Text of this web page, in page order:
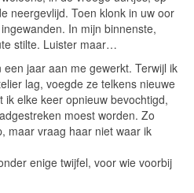
neergevlijd. Toen klonk in uw oor
In mijn binnenste,
stilte. Luister maar…
jaar aan me gewerkt. Terwijl ik
lag, voegde ze telkens nieuwe
elke keer opnieuw bevochtigd,
moest worden. Zo
maar vraag haar niet waar ik
enige twijfel, voor wie voorbij